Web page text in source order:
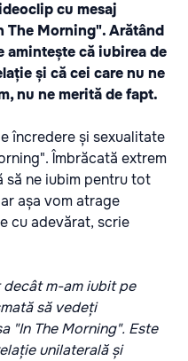
cu mesaj
The Morning". Arătând
amintește că iubirea de
și că cei care nu ne
nu ne merită de fapt.
încredere și sexualitate
Îmbrăcată extrem
să ne iubim pentru tot
așa vom atrage
cu adevărat, scrie
m-am iubit pe
să vedeți
"In The Morning". Este
unilaterală și